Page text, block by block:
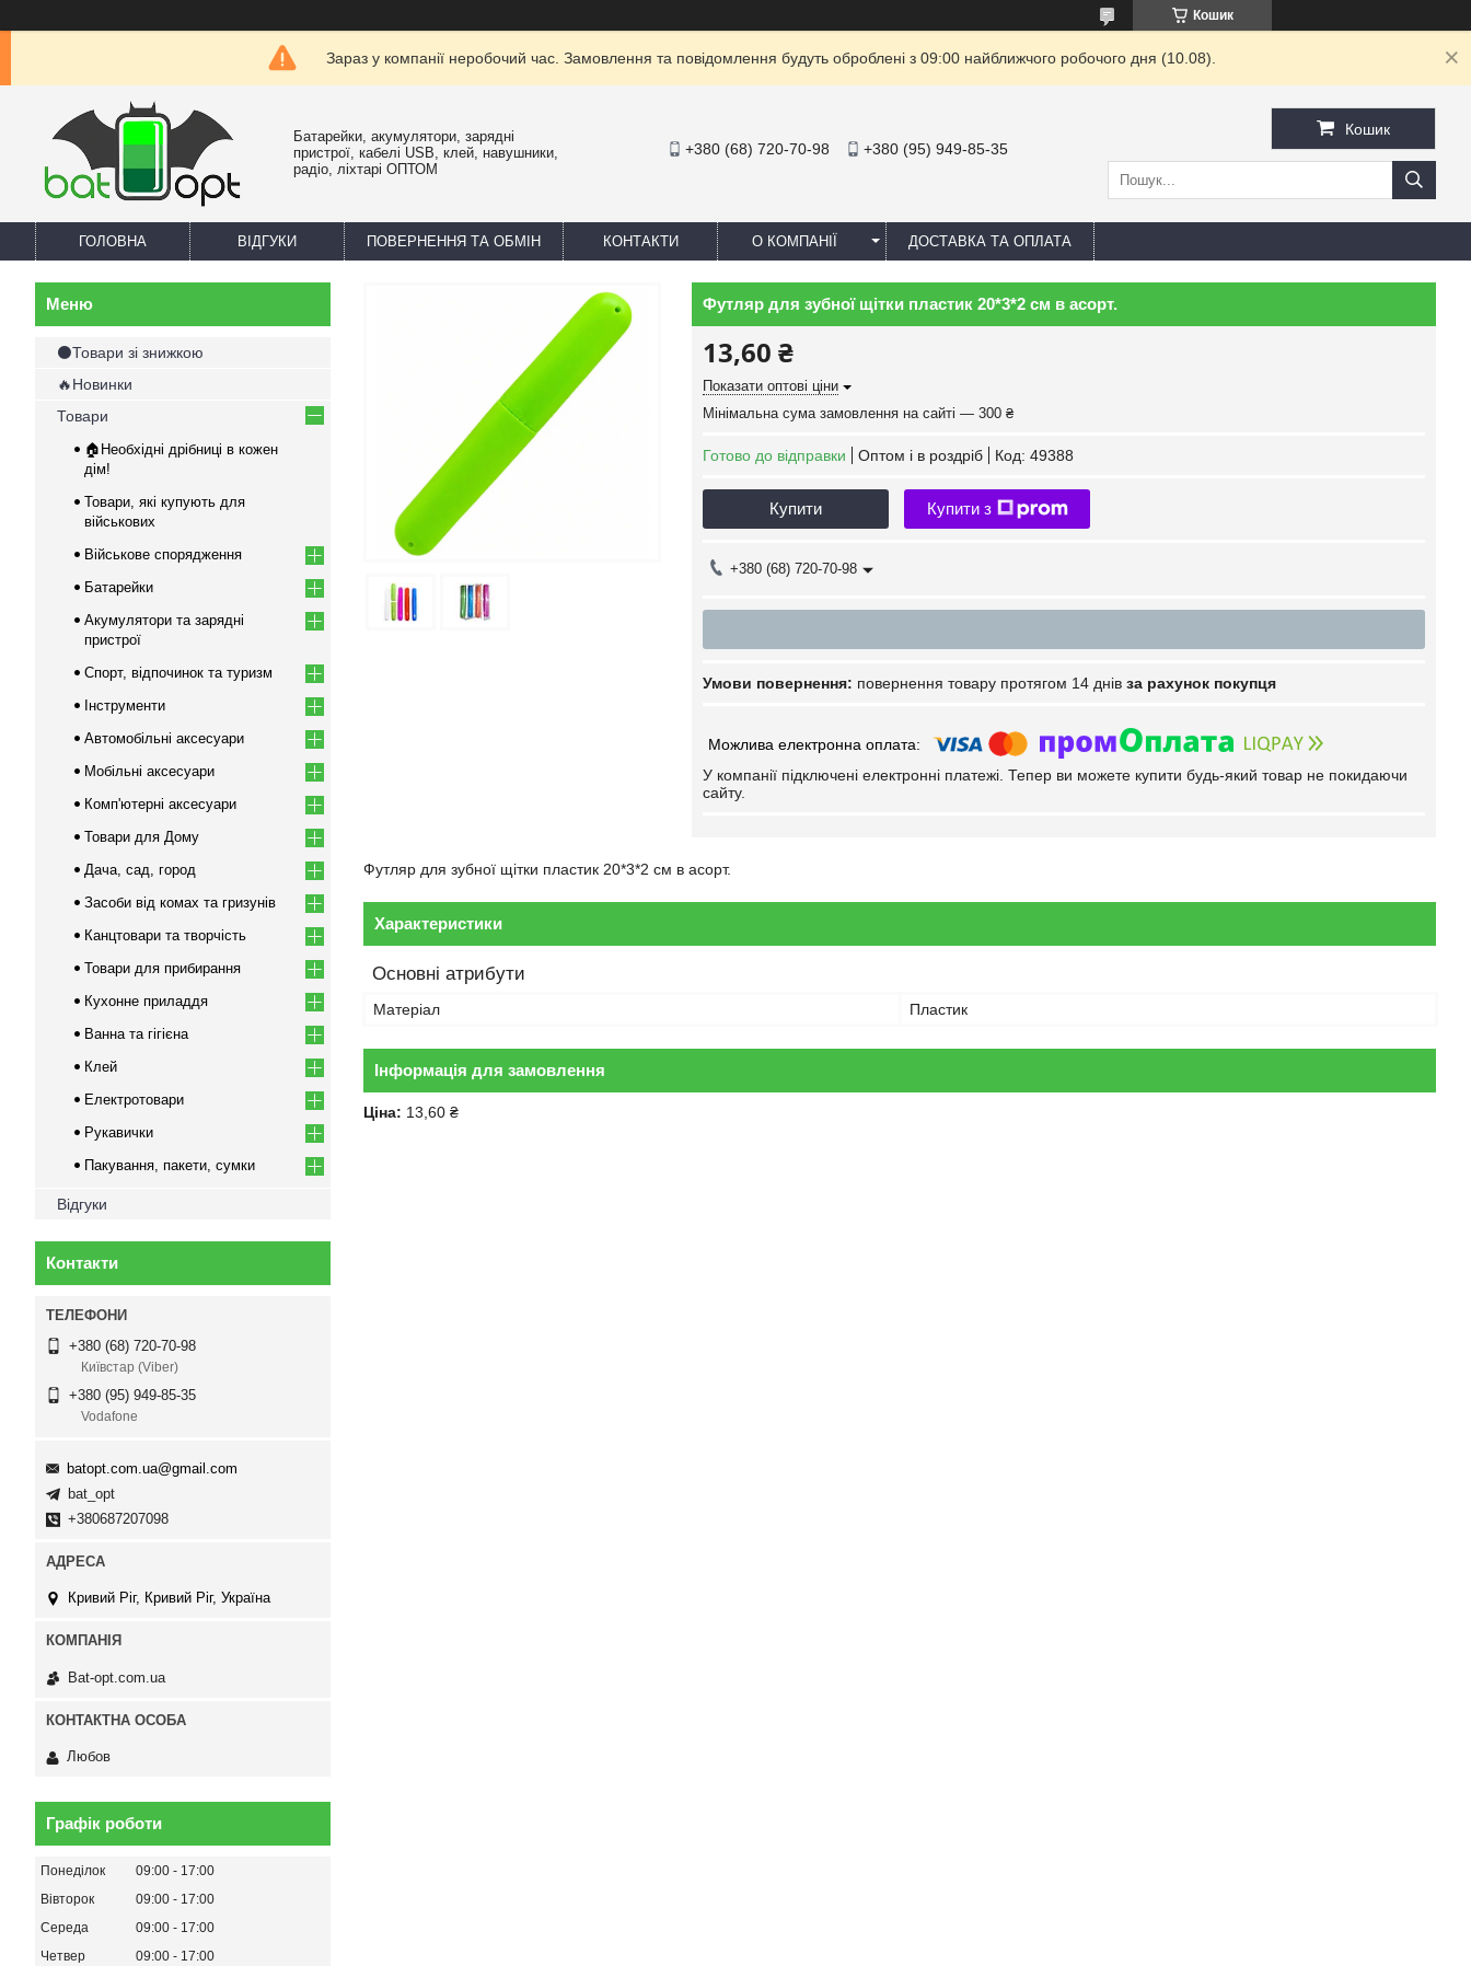
Кошик
Зараз у компанії неробочий час. Замовлення та повідомлення будуть оброблені з 09:00 найближчого робочого дня (10.08).
Батарейки, акумулятори, зарядні
пристрої, кабелі USB, клей, навушники,
радіо, ліхтарі ОПТОМ
+380 (68) 720-70-98 +380 (95) 949-85-35
Кошик
ГОЛОВНА ВІДГУКИ ПОВЕРНЕННЯ ТА ОБМІН КОНТАКТИ О КОМПАНІЇ ДОСТАВКА ТА ОПЛАТА
Футляр для зубної щітки пластик 20*3*2 см в асорт.
13,60 ₴
Показати оптові ціни
Мінімальна сума замовлення на сайті — 300 ₴
Готово до відправки Оптом і в роздріб Код: 49388
Купити Купити з
+380 (68) 720-70-98
повернення товару протягом 14 днів за рахунок покупця
У компанії підключені електронні платежі. Тепер ви можете купити будь-який товар не покидаючи
сайту.
Футляр для зубної щітки пластик 20*3*2 см в асорт.
Характеристики
Основні атрибути
Матеріал Пластик
Інформація для замовлення
Ціна: 13,60 ₴
⚫Товари зі знижкою
🔥Новинки
Товари
🏠Необхідні дрібниці в кожен
дім!
Товари, які купують для
військових
Військове спорядження
Батарейки
Акумулятори та зарядні
пристрої
Спорт, відпочинок та туризм
Інструменти
Автомобільні аксесуари
Мобільні аксесуари
Комп'ютерні аксесуари
Товари для Дому
Дача, сад, город
Засоби від комах та гризунів
Канцтовари та творчість
Товари для прибирання
Кухонне приладдя
Ванна та гігієна
Клей
Електротовари
Рукавички
Пакування, пакети, сумки
Відгуки
Контакти
+380 (68) 720-70-98
Київстар (Viber)
+380 (95) 949-85-35
Vodafone
batopt.com.ua@gmail.com
bat_opt
+380687207098
Кривий Ріг, Кривий Ріг, Україна
Bat-opt.com.ua
Любов
Графік роботи
Понеділок 09:00
17:00
Вівторок
09:00
17:00
Середа
09:00
17:00
Четвер
09:00
17:00